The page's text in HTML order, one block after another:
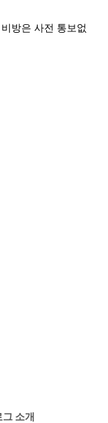
방은 사전 통보없
그 소개